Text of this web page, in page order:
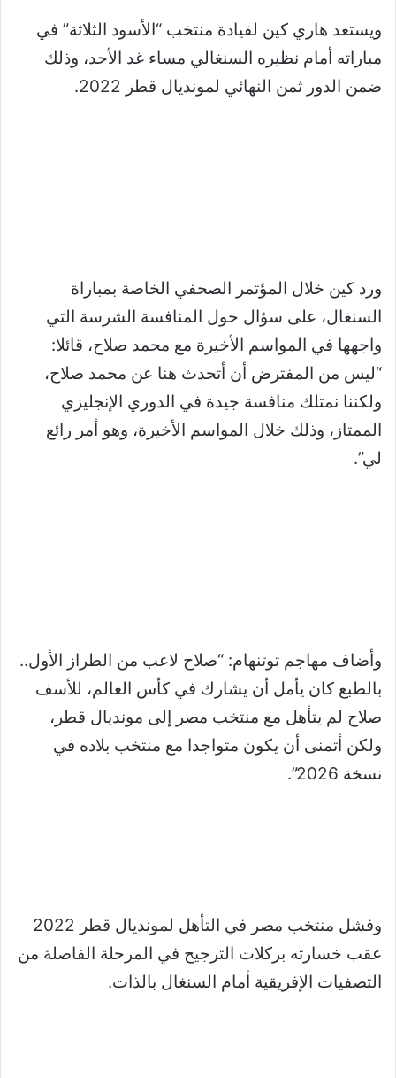
ويستعد هاري كين لقيادة منتخب “الأسود الثلاثة” في
مباراته أمام نظيره السنغالي مساء غد الأحد، وذلك
ضمن الدور ثمن النهائي لمونديال قطر 2022.
ورد كين خلال المؤتمر الصحفي الخاصة بمباراة
السنغال، على سؤال حول المنافسة الشرسة التي
واجهها في المواسم الأخيرة مع محمد صلاح، قائلا:
“ليس من المفترض أن أتحدث هنا عن محمد صلاح،
ولكننا نمتلك منافسة جيدة في الدوري الإنجليزي
الممتاز، وذلك خلال المواسم الأخيرة، وهو أمر رائع
لي”.
وأضاف مهاجم توتنهام: “صلاح لاعب من الطراز الأول..
بالطبع كان يأمل أن يشارك في كأس العالم، للأسف
صلاح لم يتأهل مع منتخب مصر إلى مونديال قطر،
ولكن أتمنى أن يكون متواجدا مع منتخب بلاده في
نسخة 2026”.
وفشل منتخب مصر في التأهل لمونديال قطر 2022
عقب خسارته بركلات الترجيح في المرحلة الفاصلة من
التصفيات الإفريقية أمام السنغال بالذات.